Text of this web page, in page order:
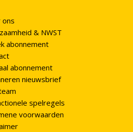
ons
& NWST
abonnement
abonnement
nieuwsbrief
spelregels
voorwaarden